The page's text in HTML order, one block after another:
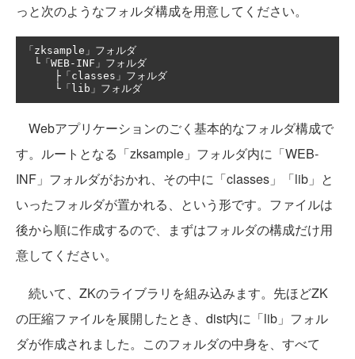
っと次のようなフォルダ構成を用意してください。
「 zksample 」フォルダ
└「 WEB- INF 」フォルダ
├「 classes 」フォルダ
└「 lib 」フォルダ
Webアプリケーションのごく基本的なフォルダ構成で
す。ルートとなる「zksample」フォルダ内に「WEB-
INF」フォルダがおかれ、その中に「classes」「lib」と
いったフォルダが置かれる、という形です。ファイルは
後から順に作成するので、まずはフォルダの構成だけ用
意してください。
続いて、ZKのライブラリを組み込みます。先ほどZK
の圧縮ファイルを展開したとき、dist内に「lib」フォル
ダが作成されました。このフォルダの中身を、すべて